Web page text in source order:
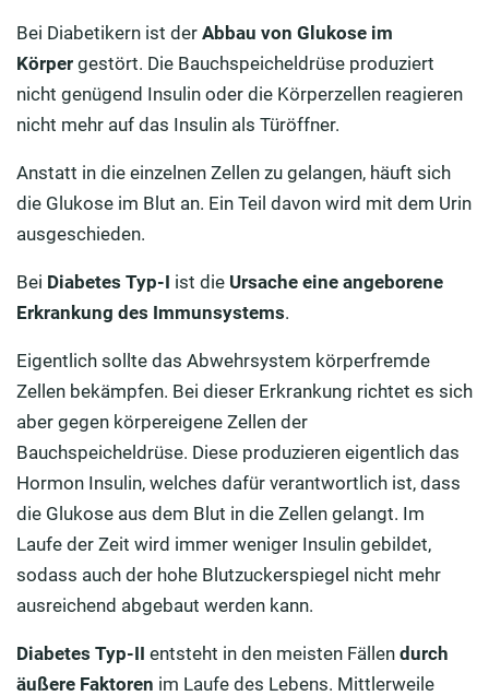
Bei Diabetikern ist der Abbau von Glukose im
Körper gestört. Die Bauchspeicheldrüse produziert
nicht genügend Insulin oder die Körperzellen reagieren
nicht mehr auf das Insulin als Türöffner.
Anstatt in die einzelnen Zellen zu gelangen, häuft sich
die Glukose im Blut an. Ein Teil davon wird mit dem Urin
ausgeschieden.
Bei Diabetes Typ-I ist die Ursache eine angeborene
Erkrankung des Immunsystems.
Eigentlich sollte das Abwehrsystem körperfremde
Zellen bekämpfen. Bei dieser Erkrankung richtet es sich
aber gegen körpereigene Zellen der
Bauchspeicheldrüse. Diese produzieren eigentlich das
Hormon Insulin, welches dafür verantwortlich ist, dass
die Glukose aus dem Blut in die Zellen gelangt. Im
Laufe der Zeit wird immer weniger Insulin gebildet,
sodass auch der hohe Blutzuckerspiegel nicht mehr
ausreichend abgebaut werden kann.
Diabetes Typ-II entsteht in den meisten Fällen durch
äußere Faktoren im Laufe des Lebens. Mittlerweile